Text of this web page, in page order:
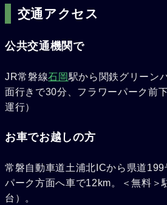
交通アクセス
公共交通機関で
JR常磐線石岡駅から関鉄グリーン
面行きで30分、フラワーパーク前
運行）
お車でお越しの方
常磐自動車道土浦北ICから県道
パーク方面へ車で12km。＜無料＞
台）。